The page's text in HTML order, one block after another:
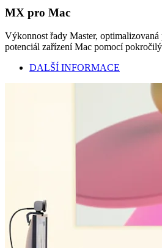
MX pro Mac
Výkonnost řady Master,
potenciál zařízení Mac pomocí
DALŠÍ INFORMACE